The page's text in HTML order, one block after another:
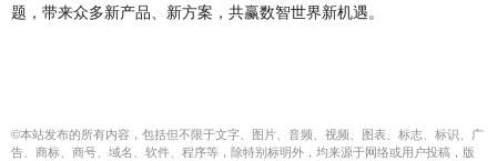
题，带来众多新产品、新方案，共赢数智世界新机遇。
©本站发布的所有内容，包括但不限于文字、图片、音频、视频、图表、标志、标识、广
告、商标、商号、域名、软件、程序等，除特别标明外，均来源于网络或用户投稿，版